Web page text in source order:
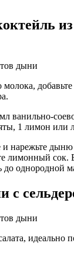
молока,
ванильно-
1 лимон или
и нарежьте
лимонный сок.
до однородной
с
идеально